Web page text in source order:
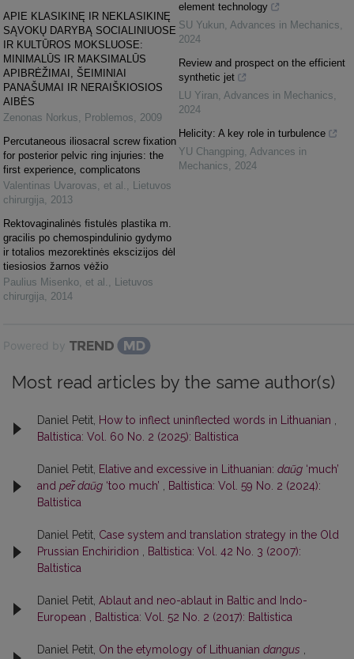
APIE KLASIKINĘ IR NEKLASIKINĘ
SĄVOKŲ DARYBĄ SOCIALINIUOSE
IR KULTŪROS MOKSLUOSE:
MINIMALŪS IR MAKSIMALŪS
APIBRĖŽIMAI, ŠEIMINIAI
PANAŠUMAI IR NERAIŠKIOSIOS
AIBĖS
Zenonas Norkus, Problemos, 2009
Percutaneous iliosacral screw fixation
for posterior pelvic ring injuries: the
first experience, complicatons
Valentinas Uvarovas, et al. , Lietuvos
chirurgija, 2013
Rektovaginalinės fistulės plastika m.
gracilis po chemospindulinio gydymo
ir totalios mezorektinės ekscizijos dėl
tiesiosios žarnos vėžio
Paulius Misenko, et al. , Lietuvos
chirurgija, 2014
element technology
SU Yukun, Advances in Mechanics,
2024
Review and prospect on the efficient
synthetic jet
LU Yiran, Advances in Mechanics,
2024
Helicity: A key role in turbulence
YU Changping, Advances in
Mechanics, 2024
Powered by
Most read articles by the same author(s)
Daniel Petit, How to inflect uninflected words in Lithuanian ,
Baltistica: Vol. 60 No. 2 (2025): Baltistica
Daniel Petit, Elative and excessive in Lithuanian: daũg ‘much’
and per̃ daũg ‘too much’ , Baltistica: Vol. 59 No. 2 (2024):
Baltistica
Daniel Petit, Case system and translation strategy in the Old
Prussian Enchiridion , Baltistica: Vol. 42 No. 3 (2007):
Baltistica
Daniel Petit, Ablaut and neo-ablaut in Baltic and Indo-
European , Baltistica: Vol. 52 No. 2 (2017): Baltistica
Daniel Petit, On the etymology of Lithuanian dangus ,